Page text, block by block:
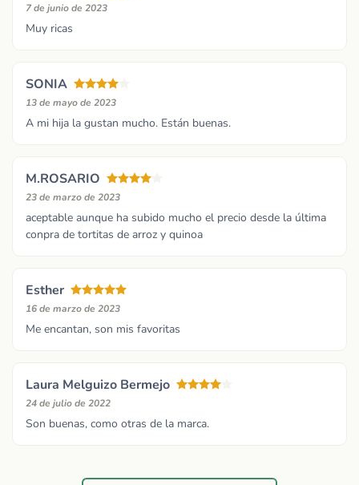
7 de junio de 2023
Muy ricas
SONIA
13 de mayo de 2023
A mi hija la gustan mucho. Están buenas.
M.ROSARIO
23 de marzo de 2023
aceptable aunque ha subido mucho el precio desde la última
conpra de tortitas de arroz y quinoa
Esther
16 de marzo de 2023
Me encantan, son mis favoritas
Laura Melguizo Bermejo
24 de julio de 2022
Son buenas, como otras de la marca.